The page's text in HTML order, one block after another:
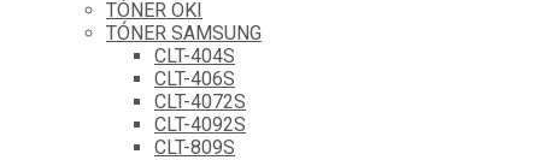
TÓNER OKI
TÓNER SAMSUNG
CLT-404S
CLT-406S
CLT-4072S
CLT-4092S
CLT-809S